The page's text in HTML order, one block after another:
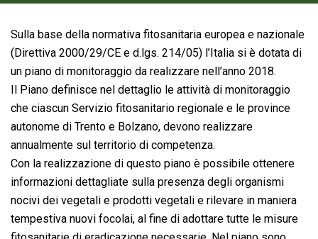
Sulla base della normativa fitosanitaria europea e nazionale
(Direttiva 2000/29/CE e d.lgs. 214/05) l’Italia si è dotata di
un piano di monitoraggio da realizzare nell’anno 2018.
Il Piano definisce nel dettaglio le attività di monitoraggio
che ciascun Servizio fitosanitario regionale e le province
autonome di Trento e Bolzano, devono realizzare
annualmente sul territorio di competenza.
Con la realizzazione di questo piano è possibile ottenere
informazioni dettagliate sulla presenza degli organismi
nocivi dei vegetali e prodotti vegetali e rilevare in maniera
tempestiva nuovi focolai, al fine di adottare tutte le misure